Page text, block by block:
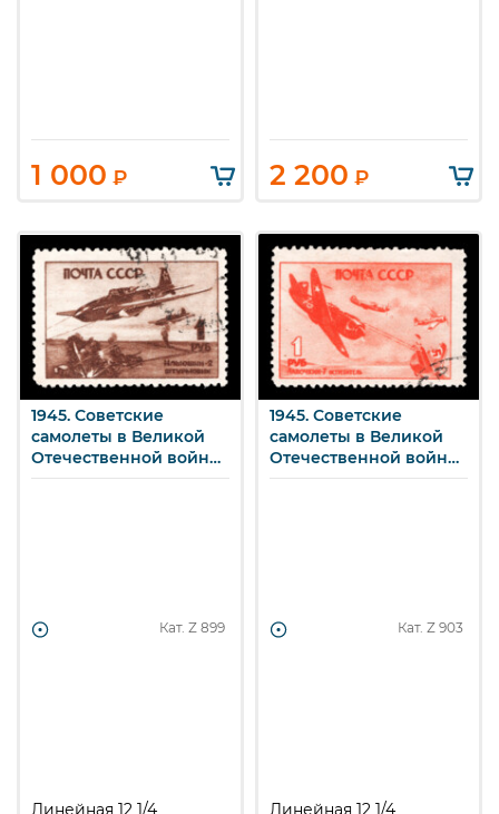
1 000 ₽ 2 200 ₽
1945. Советские
самолеты в Великой
Отечественной войне
1941-1945 гг. Штурмовик
Кат. Z 899
Линейная 12 1/4
1945. Советские
самолеты в Великой
Отечественной войне
1941-1945 гг.
Кат. Z 903
Линейная 12 1/4